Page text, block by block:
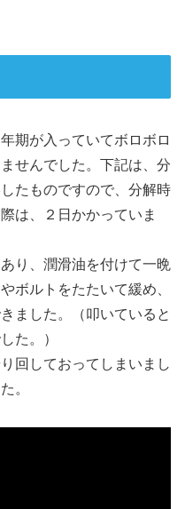
期が入っていてボロボロ
せんでした。下記は、分
たものですので、分解時
は、２日かかっていま
り、潤滑油を付けて一晩
ボルトをたたいて緩め、
ました。（叩いていると
た。）
回しておってしまいまし
。